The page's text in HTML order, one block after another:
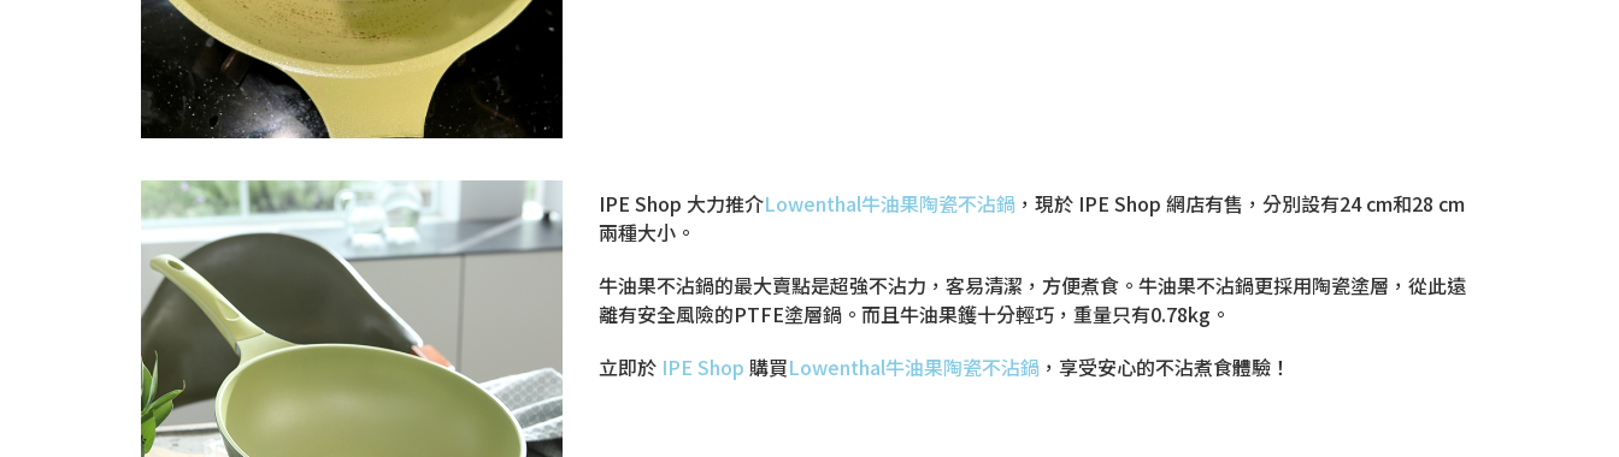
IPE Shop 大力推介Lowenthal牛油果陶瓷不沾鍋 ，現於 IPE Shop 網店有售，分別設有24 cm和28 cm
兩種大小。
牛油果不沾鍋的最大賣點是超強不沾力，客易清潔，方便煮食。牛油果不沾鍋更採用陶瓷塗層，從此遠
離有安全風險的PTFE塗層鍋。而且牛油果鑊十分輕巧，重量只有0.78kg。
立即於 IPE Shop 購買Lowenthal牛油果陶瓷不沾鍋 ，享受安心的不沾煮食體驗！